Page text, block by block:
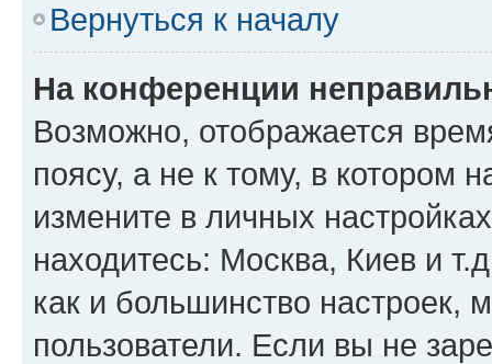
Вернуться к началу
На конференции
Возможно, отображается
поясу, а не к тому, в котором
измените в личных
находитесь: Москва, Киев и
как и большинство настроек,
пользователи. Если вы не